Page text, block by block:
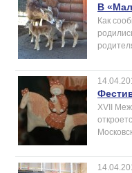
В
Как
XVII